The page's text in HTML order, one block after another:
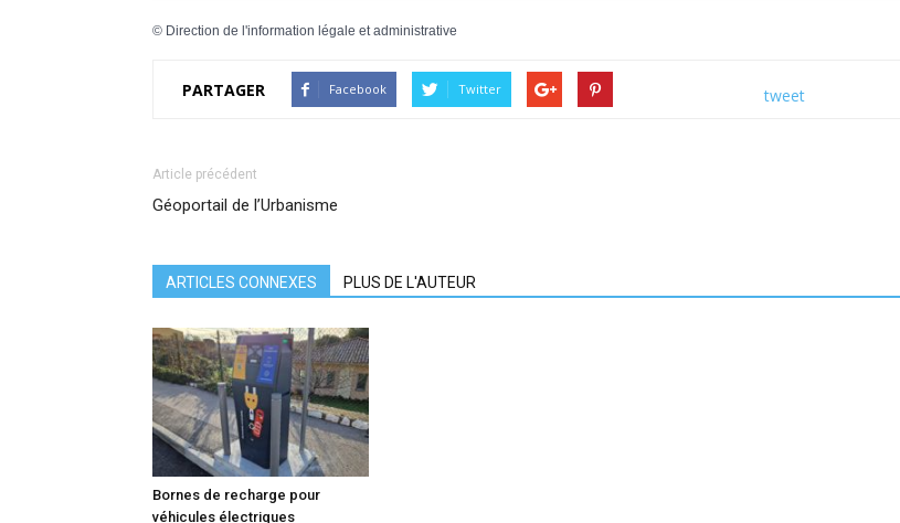
© Direction de l'information légale et administrative
PARTAGER Facebook Twitter tweet
Article précédent
Géoportail de l’Urbanisme
ARTICLES CONNEXES PLUS DE L'AUTEUR
Bornes de recharge pour
véhicules électriques